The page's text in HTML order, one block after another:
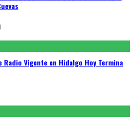
Radio Vigente en Hidalgo Hoy Termina